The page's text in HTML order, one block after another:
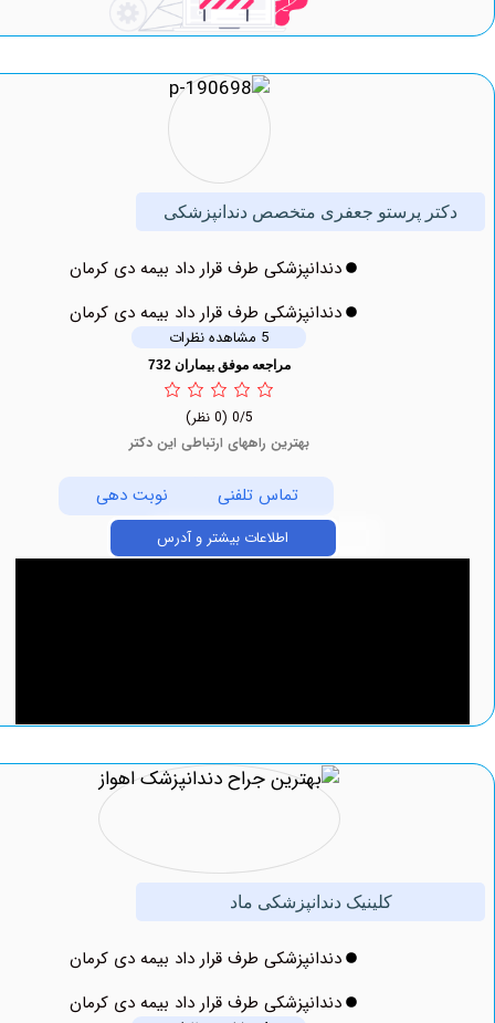
پرستو جعفری متخصص دندانپزشکی
دندانپزشکی طرف قرار داد بیمه دی کرمان
دندانپزشکی طرف قرار داد بیمه دی کرمان
مراجعه موفق بیماران 732
بهترین راههای ارتباطی این دکتر
تماس تلفنی نوبت دهی
اطلاعات بیشتر و آدرس
کلینیک دندانپزشکی ماد
دندانپزشکی طرف قرار داد بیمه دی کرمان
دندانپزشکی طرف قرار داد بیمه دی کرمان